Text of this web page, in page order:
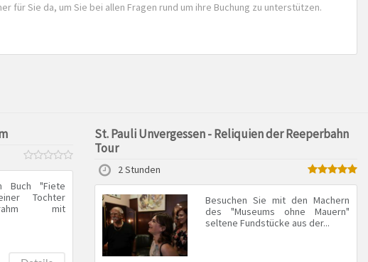
für Sie da, um Sie bei allen Fragen rund um ihre Buchung zu unterstützen.
Buch "Fiete
Tochter
mit
St. Pauli Unvergessen - Reliquien der Reeperbahn
Tour
2 Stunden
Besuchen Sie mit den Machern
des "Museums ohne Mauern"
seltene Fundstücke aus der...